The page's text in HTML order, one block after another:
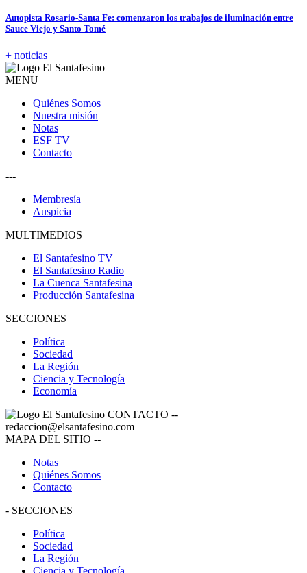
Autopista Rosario-Santa Fe: comenzaron los trabajos de iluminación entre
Sauce Viejo y Santo Tomé
+ noticias
MENU
Quiénes Somos
Nuestra misión
Notas
ESF TV
Contacto
---
Membresía
Auspicia
MULTIMEDIOS
El Santafesino TV
El Santafesino Radio
La Cuenca Santafesina
Producción Santafesina
SECCIONES
Política
Sociedad
La Región
Ciencia y Tecnología
Economía
CONTACTO --
redaccion@elsantafesino.com
MAPA DEL SITIO --
Notas
Quiénes Somos
Contacto
- SECCIONES
Política
Sociedad
La Región